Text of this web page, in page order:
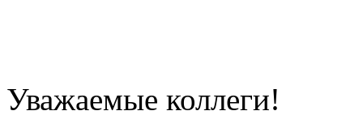
Уважаемые коллеги!